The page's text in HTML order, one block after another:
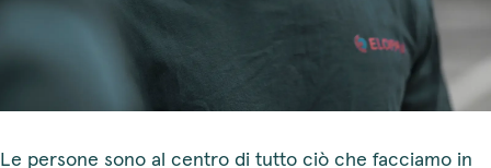
Le persone sono al centro di tutto ciò che facciamo in